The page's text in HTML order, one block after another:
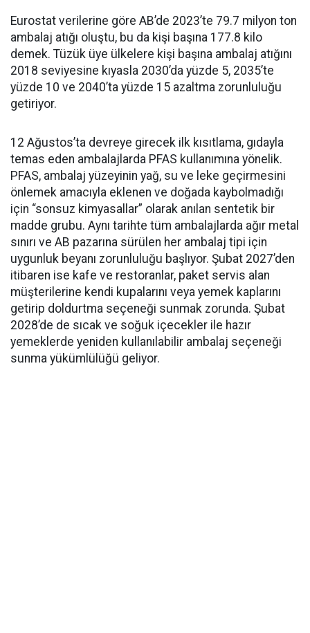
Eurostat verilerine göre AB’de 2023’te 79.7 milyon ton
ambalaj atığı oluştu, bu da kişi başına 177.8 kilo
demek. Tüzük üye ülkelere kişi başına ambalaj atığını
2018 seviyesine kıyasla 2030’da yüzde 5, 2035’te
yüzde 10 ve 2040’ta yüzde 15 azaltma zorunluluğu
getiriyor.
12 Ağustos’ta devreye girecek ilk kısıtlama, gıdayla
temas eden ambalajlarda PFAS kullanımına yönelik.
PFAS, ambalaj yüzeyinin yağ, su ve leke geçirmesini
önlemek amacıyla eklenen ve doğada kaybolmadığı
için “sonsuz kimyasallar” olarak anılan sentetik bir
madde grubu. Aynı tarihte tüm ambalajlarda ağır metal
sınırı ve AB pazarına sürülen her ambalaj tipi için
uygunluk beyanı zorunluluğu başlıyor. Şubat 2027’den
itibaren ise kafe ve restoranlar, paket servis alan
müşterilerine kendi kupalarını veya yemek kaplarını
getirip doldurtma seçeneği sunmak zorunda. Şubat
2028’de de sıcak ve soğuk içecekler ile hazır
yemeklerde yeniden kullanılabilir ambalaj seçeneği
sunma yükümlülüğü geliyor.